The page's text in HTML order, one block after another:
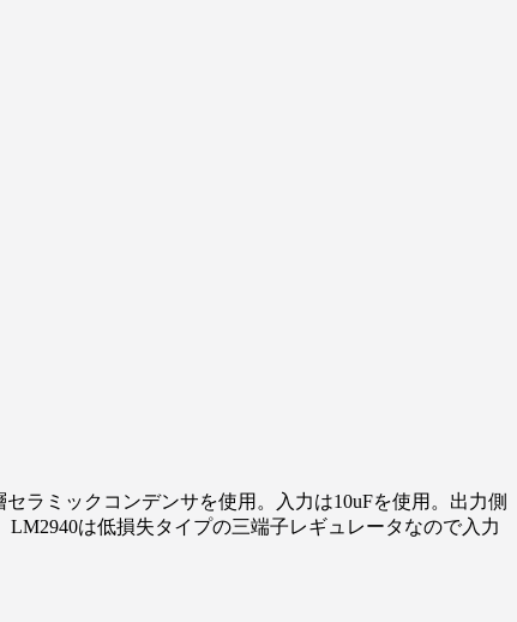
ラミックコンデンサを使用。入力は10uFを使用。出力側
は低損失タイプの三端子レギュレータなので入力